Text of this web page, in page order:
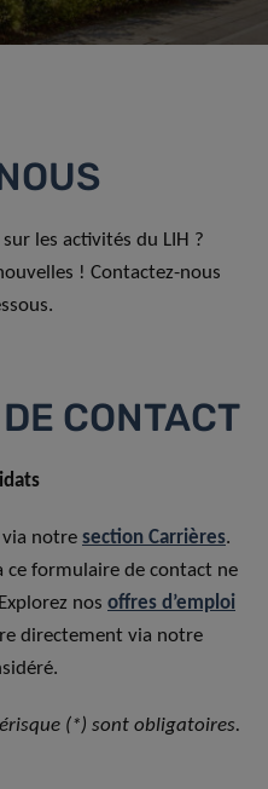
les activités du LIH ?
! Contactez-nous
CONTACT
notre section Carrières.
ce formulaire de contact ne
nos offres d’emploi
directement via notre
(*) sont obligatoires.